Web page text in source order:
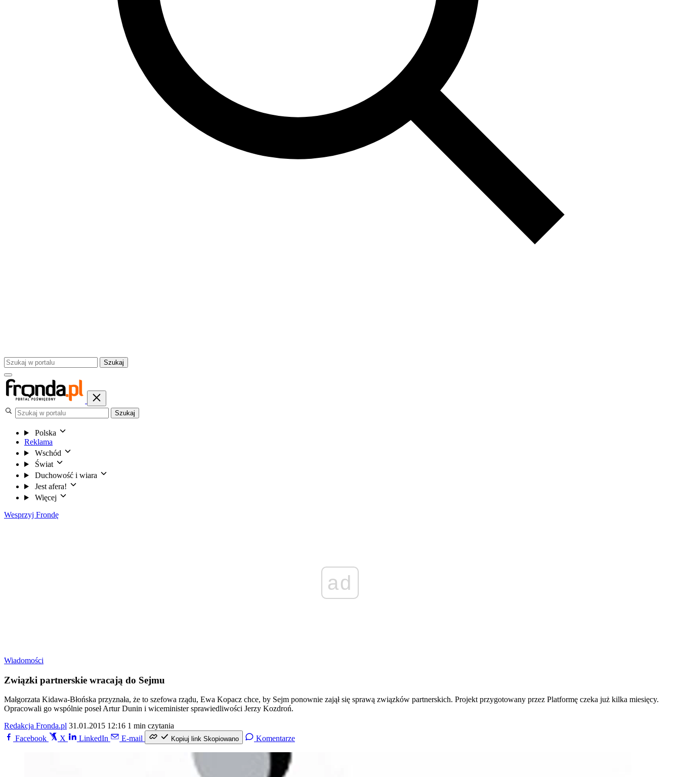
Szukaj
Szukaj
Polska
Reklama
Wschód
Świat
Duchowość i wiara
Jest afera!
Więcej
Wesprzyj Frondę
ad
Wiadomości
Związki partnerskie wracają do Sejmu
Małgorzata Kidawa-Błońska przyznała, że to szefowa rządu, Ewa Kopacz chce, by Sejm ponownie zajął się sprawą związków partnerskich. Projekt przygotowany przez Platformę czeka już kilka miesięcy.
Opracowali go wspólnie poseł Artur Dunin i wiceminister sprawiedliwości Jerzy Kozdroń.
Redakcja Fronda.pl 31.01.2015 12:16 1 min czytania
Facebook
X LinkedIn E-mail Kopiuj link Skopiowano Komentarze